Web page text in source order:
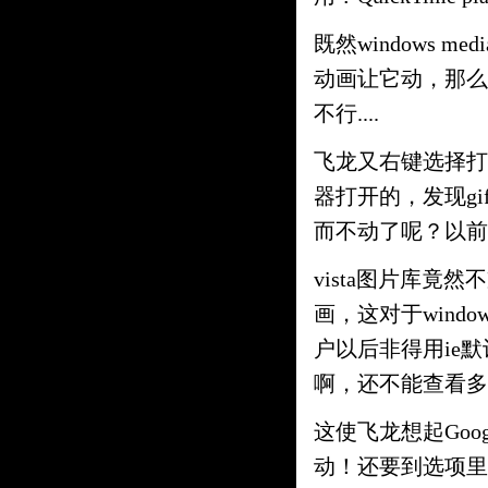
既然windows
动画让它动，那
不行....
飞龙又右键选择
器打开的，发现
而不动了呢？以
vista图片库竟然
画，这对于
户以后非得用ie
啊，还不能查看
这使飞龙想起
动！还要到选项